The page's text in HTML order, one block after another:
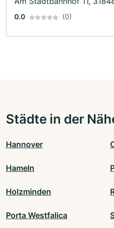
0.0 (0)
Städte in der
Hannover
Hameln
Holzminden
Porta Westfalica